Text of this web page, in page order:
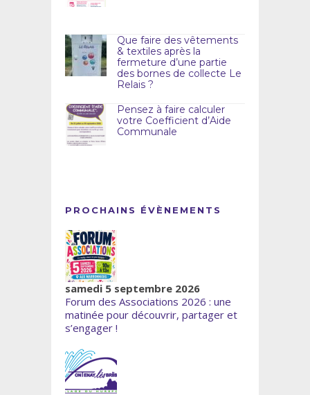
Que faire des vêtements
& textiles après la
fermeture d’une partie
des bornes de collecte Le
Relais ?
Pensez à faire calculer
votre Coefficient d’Aide
Communale
PROCHAINS ÉVÈNEMENTS
samedi 5 septembre 2026
Forum des Associations 2026 : une
matinée pour découvrir, partager et
s’engager !